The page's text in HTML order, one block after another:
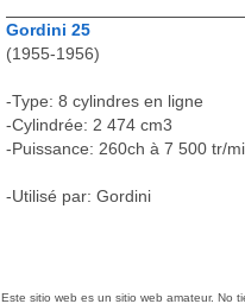
Gordini 25
(1955-1956)
-Type: 8 cylindres en ligne
-Cylindrée: 2 474 cm3
-Puissance: 260ch à 7 500 tr/
-Utilisé par: Gordini
Este sitio web es un sitio web amateur. No